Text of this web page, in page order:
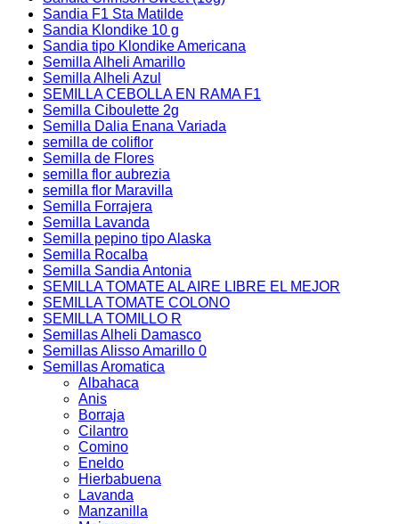
Sandia F1 Sta Matilde
Sandia Klondike 10 g
Sandia tipo Klondike Americana
Semilla Alheli Amarillo
Semilla Alheli Azul
SEMILLA CEBOLLA EN RAMA F1
Semilla Ciboulette 2g
Semilla Dalia Enana Variada
semilla de coliflor
Semilla de Flores
semilla flor aubrezia
semilla flor Maravilla
Semilla Forrajera
Semilla Lavanda
Semilla pepino tipo Alaska
Semilla Rocalba
Semilla Sandia Antonia
SEMILLA TOMATE AL AIRE LIBRE EL MEJOR
SEMILLA TOMATE COLONO
SEMILLA TOMILLO R
Semillas Alheli Damasco
Semillas Alisso Amarillo 0
Semillas Aromatica
Albahaca
Anis
Borraja
Cilantro
Comino
Eneldo
Hierbabuena
Lavanda
Manzanilla